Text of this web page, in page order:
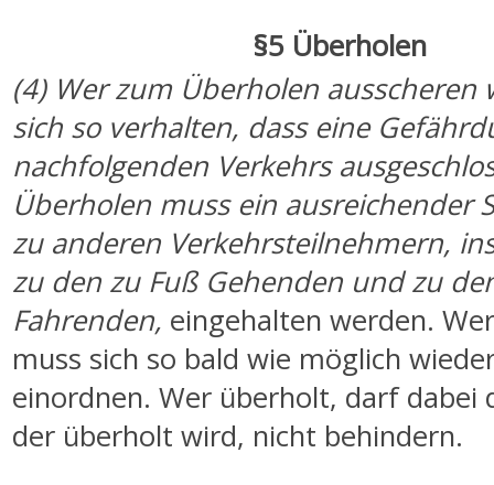
§5 Überholen
(4) Wer zum Überholen ausscheren
sich so verhalten, dass eine
nachfolgenden Verkehrs
Überholen muss ein ausreichender
zu anderen Verkehrsteilnehmern,
zu den zu Fuß Gehenden und zu
Fahrenden, eingehalten werden.
muss sich so bald wie möglich
einordnen. Wer überholt, darf dabei
der überholt wird, nicht behindern.